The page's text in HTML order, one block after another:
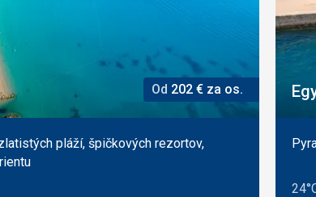
Od 202 € za os.
pláží, špičkových rezortov,